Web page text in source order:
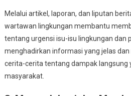
Melalui artikel, laporan, dan liputan
wartawan lingkungan membantu
tentang urgensi isu-isu lingkungan dan
menghadirkan informasi yang jelas
cerita-cerita tentang dampak langsung
masyarakat.